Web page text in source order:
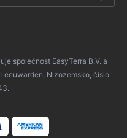
společnost EasyTerra B.V. a
Nizozemsko, číslo